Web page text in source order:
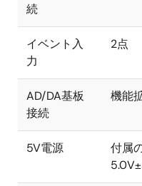
続
イベント入
力
2点
AD/DA基板
接続
機能
5V電源
付属